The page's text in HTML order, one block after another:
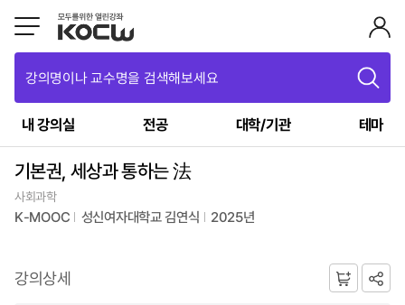
강의명이나 교수명을 검색해보세요
내 강의실 전공 대학/기관 테마
기본권, 세상과 통하는 法
사회과학
K-MOOC 성신여자대학교 김연식 2025년
강의상세